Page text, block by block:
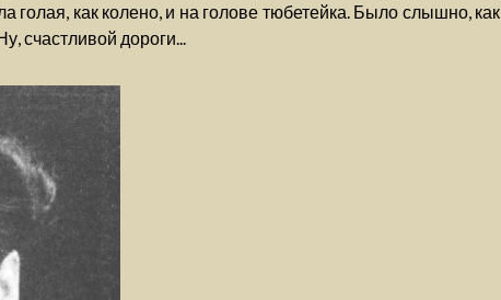
голая, как колено, и на голове тюбетейка. Было слышно, как
счастливой дороги...